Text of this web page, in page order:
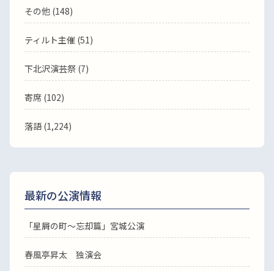
その他 (148)
ティルト主催 (51)
下北沢演芸祭 (7)
寄席 (102)
落語(1,224)
最新の公演情報
「星屑の町～忘却篇」宮城公演
春風亭昇太 独演会